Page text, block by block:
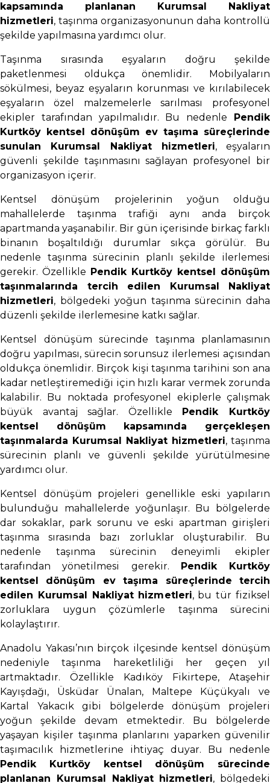
kapsamında planlanan Kurumsal Nakliyat
hizmetleri, taşınma organizasyonunun daha kontrollü
şekilde yapılmasına yardımcı olur.
Taşınma sırasında eşyaların doğru şekilde
paketlenmesi oldukça önemlidir. Mobilyaların
sökülmesi, beyaz eşyaların korunması ve kırılabilecek
eşyaların özel malzemelerle sarılması profesyonel
ekipler tarafından yapılmalıdır. Bu nedenle
Pendik
Kurtköy kentsel dönüşüm ev taşıma süreçlerinde
sunulan Kurumsal Nakliyat hizmetleri, eşyaların
güvenli şekilde taşınmasını sağlayan profesyonel bir
organizasyon içerir.
Kentsel dönüşüm projelerinin yoğun olduğu
mahallelerde taşınma trafiği aynı anda birçok
apartmanda yaşanabilir. Bir gün içerisinde birkaç farklı
binanın boşaltıldığı durumlar sıkça görülür. Bu
nedenle taşınma sürecinin planlı şekilde ilerlemesi
gerekir. Özellikle Pendik Kurtköy kentsel dönüşüm
taşınmalarında tercih edilen Kurumsal Nakliyat
hizmetleri, bölgedeki yoğun taşınma sürecinin daha
düzenli şekilde ilerlemesine katkı sağlar.
Kentsel dönüşüm sürecinde taşınma planlamasının
doğru yapılması, sürecin sorunsuz ilerlemesi açısından
oldukça önemlidir. Birçok kişi taşınma tarihini son ana
kadar netleştiremediği için hızlı karar vermek zorunda
kalabilir. Bu noktada profesyonel ekiplerle çalışmak
büyük avantaj sağlar. Özellikle
Pendik Kurtköy
kentsel dönüşüm kapsamında gerçekleşen
taşınmalarda Kurumsal Nakliyat hizmetleri, taşınma
sürecinin planlı ve güvenli şekilde yürütülmesine
yardımcı olur.
Kentsel dönüşüm projeleri genellikle eski yapıların
bulunduğu mahallelerde yoğunlaşır. Bu bölgelerde
dar sokaklar, park sorunu ve eski apartman girişleri
taşınma sırasında bazı zorluklar oluşturabilir. Bu
nedenle taşınma sürecinin deneyimli ekipler
tarafından yönetilmesi gerekir.
Pendik Kurtköy
kentsel dönüşüm ev taşıma süreçlerinde tercih
edilen Kurumsal Nakliyat hizmetleri, bu tür fiziksel
zorluklara uygun çözümlerle taşınma sürecini
kolaylaştırır.
Anadolu Yakası’nın birçok ilçesinde kentsel dönüşüm
nedeniyle taşınma hareketliliği her geçen yıl
artmaktadır. Özellikle Kadıköy Fikirtepe, Ataşehir
Kayışdağı, Üsküdar Ünalan, Maltepe Küçükyalı ve
Kartal Yakacık gibi bölgelerde dönüşüm projeleri
yoğun şekilde devam etmektedir. Bu bölgelerde
yaşayan kişiler taşınma planlarını yaparken güvenilir
taşımacılık hizmetlerine ihtiyaç duyar. Bu nedenle
Pendik Kurtköy kentsel dönüşüm sürecinde
planlanan Kurumsal Nakliyat hizmetleri, bölgedeki